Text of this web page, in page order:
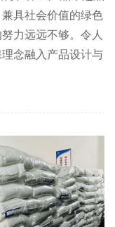
具社会价值的绿色
力远远不够。令人
念融入产品设计与